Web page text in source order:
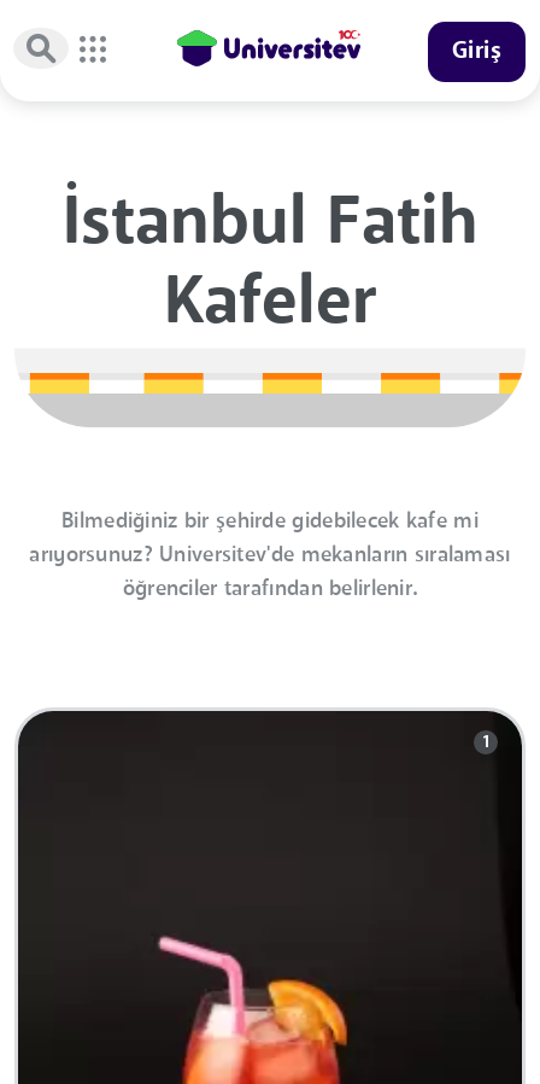
Giriş
İstanbul Fatih
Kafeler
Bilmediğiniz bir şehirde gidebilecek kafe mi
arıyorsunuz? Universitev'de mekanların sıralaması
öğrenciler tarafından belirlenir.
1